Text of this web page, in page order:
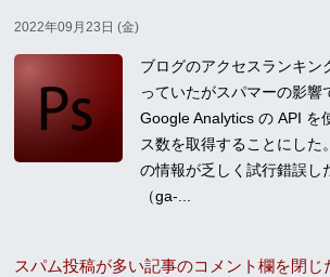
2022年09月23日 (金)
ブログのアクセスランキン
っていたがスパマーの影響
Google Analytics の API を
ス数を取得することにした
の情報が乏しく試行錯誤し
（ga-...
スパム投稿が多い記事のコメント欄を閉じ